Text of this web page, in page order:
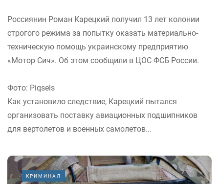
Россиянин Роман Карецкий получил 13 лет колонии
строгого режима за попытку оказать материально-
техническую помощь украинскому предприятию
«Мотор Сич». Об этом сообщили в ЦОС ФСБ России.
Фото: Piqsels
Как установило следствие, Карецкий пытался
организовать поставку авиационных подшипников
для вертолетов и военных самолетов...
КРИМИНАЛ